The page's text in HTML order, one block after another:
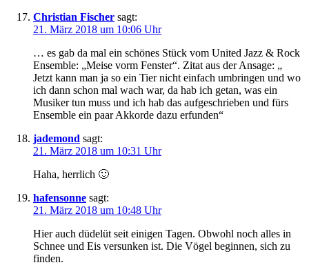
Christian Fischer sagt:
21. März 2018 um 10:06 Uhr
… es gab da mal ein schönes Stück vom United Jazz & Rock
Ensemble: „Meise vorm Fenster“. Zitat aus der Ansage: „
Jetzt kann man ja so ein Tier nicht einfach umbringen und wo
ich dann schon mal wach war, da hab ich getan, was ein
Musiker tun muss und ich hab das aufgeschrieben und fürs
Ensemble ein paar Akkorde dazu erfunden“
jademond sagt:
21. März 2018 um 10:31 Uhr
Haha, herrlich 🙂
hafensonne sagt:
21. März 2018 um 10:48 Uhr
Hier auch düdelüt seit einigen Tagen. Obwohl noch alles in
Schnee und Eis versunken ist. Die Vögel beginnen, sich zu
finden.